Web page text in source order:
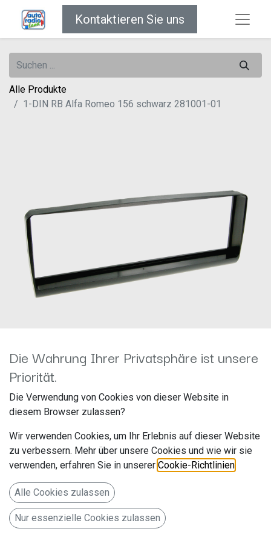
Kontaktieren Sie uns
Alle Produkte
1-DIN RB Alfa Romeo 156 schwarz 281001-01
1-DIN RB Alfa Romeo 156
schwarz 281001-01
Hersteller: ACV
Artikelnummer: 281001-01
acv GmbH
41812 Erkelenz
Deutschland www.acvgmbh.de
Die Wahrung Ihrer Privatsphäre ist unsere
Priorität.
Die Verwendung von Cookies von dieser Website in
diesem Browser zulassen?
Wir verwenden Cookies, um Ihr Erlebnis auf dieser Website
zu verbessern. Mehr über unsere Cookies und wie wir sie
verwenden, erfahren Sie in unserer Cookie-Richtlinien
Alle Cookies zulassen
Nur essenzielle Cookies zulassen